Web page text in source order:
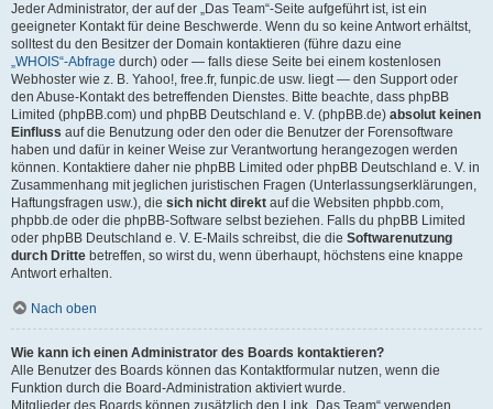
Jeder Administrator, der auf der „Das Team“-Seite aufgeführt ist, ist ein
geeigneter Kontakt für deine Beschwerde. Wenn du so keine Antwort erhältst,
solltest du den Besitzer der Domain kontaktieren (führe dazu eine
„WHOIS“-Abfrage durch) oder — falls diese Seite bei einem kostenlosen
Webhoster wie z. B. Yahoo!, free.fr, funpic.de usw. liegt — den Support oder
den Abuse-Kontakt des betreffenden Dienstes. Bitte beachte, dass phpBB
Limited (phpBB.com) und phpBB Deutschland e. V. (phpBB.de) absolut keinen
Einfluss auf die Benutzung oder den oder die Benutzer der Forensoftware
haben und dafür in keiner Weise zur Verantwortung herangezogen werden
können. Kontaktiere daher nie phpBB Limited oder phpBB Deutschland e. V. in
Zusammenhang mit jeglichen juristischen Fragen (Unterlassungserklärungen,
Haftungsfragen usw.), die sich nicht direkt auf die Websiten phpbb.com,
phpbb.de oder die phpBB-Software selbst beziehen. Falls du phpBB Limited
oder phpBB Deutschland e. V. E-Mails schreibst, die die Softwarenutzung
durch Dritte betreffen, so wirst du, wenn überhaupt, höchstens eine knappe
Antwort erhalten.
Nach oben
Wie kann ich einen Administrator des Boards kontaktieren?
Alle Benutzer des Boards können das Kontaktformular nutzen, wenn die
Funktion durch die Board-Administration aktiviert wurde.
Mitglieder des Boards können zusätzlich den Link „Das Team“ verwenden.